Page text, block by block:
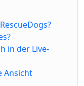
in der Live-
Ansicht